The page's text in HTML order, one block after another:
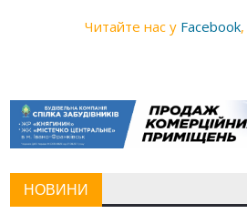
Читайте нас у Facebook,
НОВИНИ